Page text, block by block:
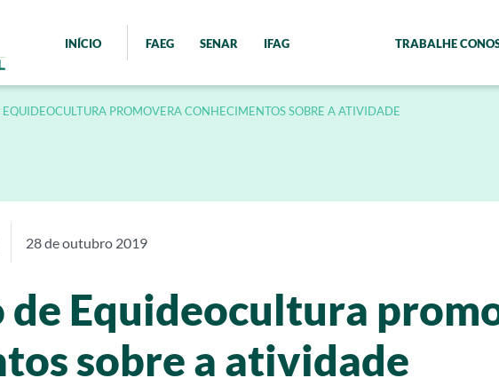
INÍCIO FAEG SENAR IFAG TRABALHE
PROMOVERA CONHECIMENTOS SOBRE A ATIVIDADE
28 de outubro 2019
de Equideocultura
sobre a atividade